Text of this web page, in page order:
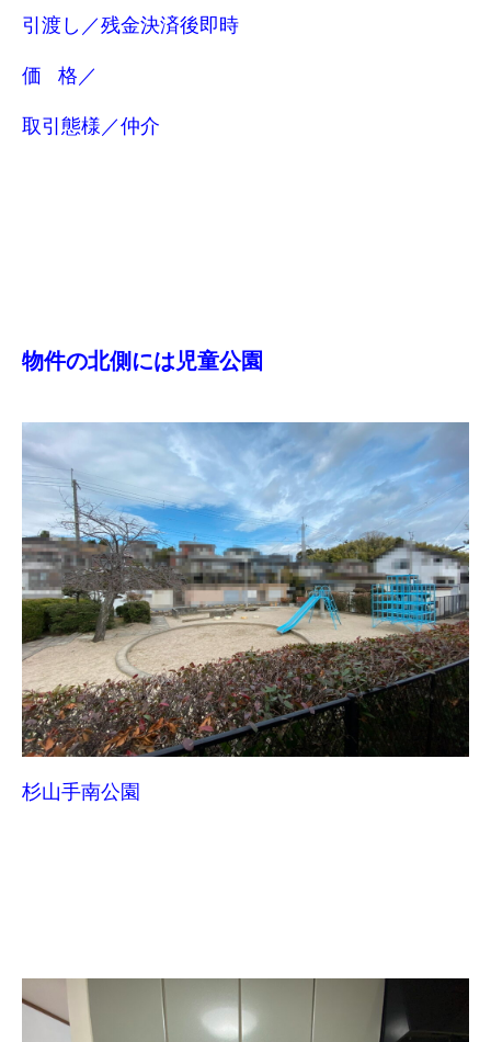
引渡し／残金決済後即時
価 格／
取引態様／仲介
物件の北側には児童公園
杉山手南公園